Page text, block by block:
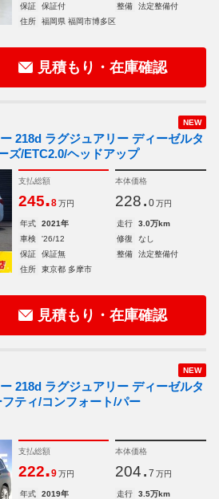
保証
保証付 整備
法定整備付
住所
福岡県 福岡市博多区
見積もり・在庫確認
NEW
218d ラグジュアリー ディーゼルタ
ズ/ETC2.0/ヘッドアップ
支払総額
245.8 万円
本体価格
228. 0 万円
年式 2021年 走行
3.0万km
車検
'26/12 修復
なし
保証
保証無 整備
法定整備付
住所
東京都 多摩市
見積もり・在庫確認
NEW
218d ラグジュアリー ディーゼルタ
ティ/コンフォート/パー
支払総額
222.9 万円
本体価格
204. 7 万円
年式 2019年 走行
3.5万km